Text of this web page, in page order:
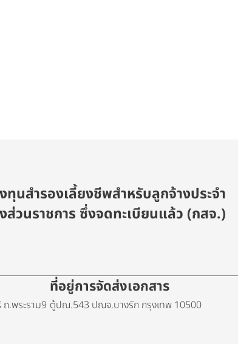
ทุนสำรองเลี้ยงชีพสำหรับลูกจ้างประจำ
ส่วนราชการ ซึ่งจดทะเบียนแล้ว (กสจ.)
ถ.พระราม9
ที่อยู่การจัดส่งเอกสาร
ตู้ปณ.543 ปณจ.บางรัก กรุงเทพ 10500